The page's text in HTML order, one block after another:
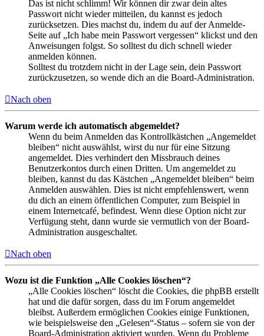
Das ist nicht schlimm! Wir können dir zwar dein altes
Passwort nicht wieder mitteilen, du kannst es jedoch
zurücksetzen. Dies machst du, indem du auf der Anmelde-
Seite auf „Ich habe mein Passwort vergessen“ klickst und den
Anweisungen folgst. So solltest du dich schnell wieder
anmelden können.
Solltest du trotzdem nicht in der Lage sein, dein Passwort
zurückzusetzen, so wende dich an die Board-Administration.
Nach oben
Warum werde ich automatisch abgemeldet?
Wenn du beim Anmelden das Kontrollkästchen „Angemeldet
bleiben“ nicht auswählst, wirst du nur für eine Sitzung
angemeldet. Dies verhindert den Missbrauch deines
Benutzerkontos durch einen Dritten. Um angemeldet zu
bleiben, kannst du das Kästchen „Angemeldet bleiben“ beim
Anmelden auswählen. Dies ist nicht empfehlenswert, wenn
du dich an einem öffentlichen Computer, zum Beispiel in
einem Internetcafé, befindest. Wenn diese Option nicht zur
Verfügung steht, dann wurde sie vermutlich von der Board-
Administration ausgeschaltet.
Nach oben
Wozu ist die Funktion „Alle Cookies löschen“?
„Alle Cookies löschen“ löscht die Cookies, die phpBB erstellt
hat und die dafür sorgen, dass du im Forum angemeldet
bleibst. Außerdem ermöglichen Cookies einige Funktionen,
wie beispielsweise den „Gelesen“-Status – sofern sie von der
Board-Administration aktiviert wurden. Wenn du Probleme